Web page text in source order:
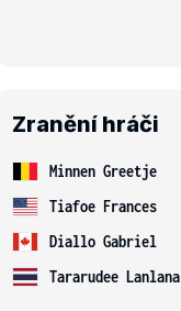
Zranění hráči
Minnen Greetje
Tiafoe Frances
Diallo Gabriel
Tararudee Lanlana